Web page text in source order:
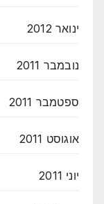
ינואר 2012
נובמבר 2011
ספטמבר 2011
אוגוסט 2011
יוני 2011